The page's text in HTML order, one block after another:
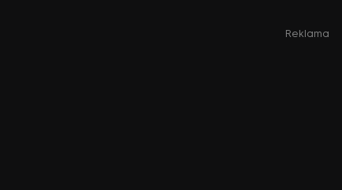
Reklama